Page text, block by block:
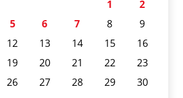
1
2
5 6 7 8
9
12 13 14 15
16
19 20 21 22
23
26 27 28 29
30